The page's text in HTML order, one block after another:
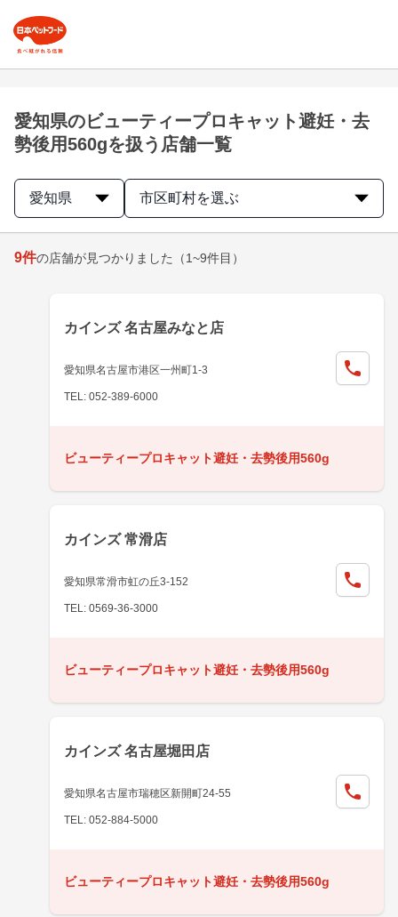
愛知県のビューティープロキャット避妊・去
勢後用560gを扱う店舗一覧
愛知県 市区町村を選ぶ
9件の店舗が見つかりました （1~9件目）
カインズ 名古屋みなと店
愛知県名古屋市港区一州町1-3
TEL: 052-389-6000
ビューティープロキャット避妊・去勢後用560g
カインズ 常滑店
愛知県常滑市虹の丘3-152
TEL: 0569-36-3000
ビューティープロキャット避妊・去勢後用560g
カインズ 名古屋堀田店
愛知県名古屋市瑞穂区新開町24-55
TEL: 052-884-5000
ビューティープロキャット避妊・去勢後用560g